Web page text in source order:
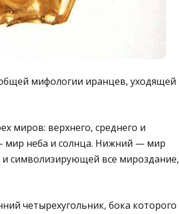
мифологии иранцев, уходящей
миров: верхнего, среднего и
мир неба и солнца. Нижний — мир
символизирующей все мироздание,
четырехугольник, бока которого